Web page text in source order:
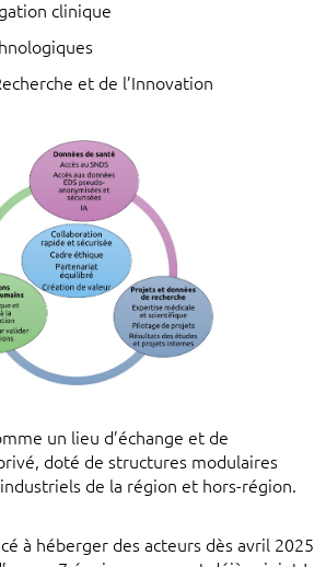
clinique
et de l’Innovation
un lieu d’échange et de
doté de structures modulaires
de la région et hors-région.
à héberger des acteurs dès avril 2025